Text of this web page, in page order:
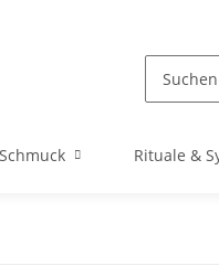
Schmuck Rituale &